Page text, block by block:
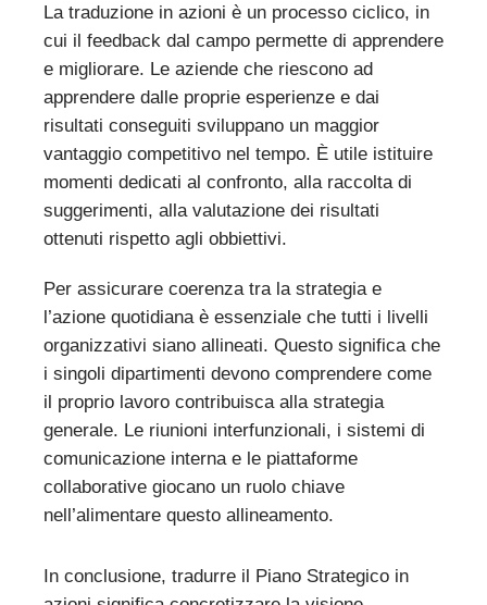
La traduzione in azioni è un processo ciclico, in
cui il feedback dal campo permette di apprendere
e migliorare. Le aziende che riescono ad
apprendere dalle proprie esperienze e dai
risultati conseguiti sviluppano un maggior
vantaggio competitivo nel tempo. È utile istituire
momenti dedicati al confronto, alla raccolta di
suggerimenti, alla valutazione dei risultati
ottenuti rispetto agli obbiettivi.
Per assicurare coerenza tra la strategia e
l’azione quotidiana è essenziale che tutti i livelli
organizzativi siano allineati. Questo significa che
i singoli dipartimenti devono comprendere come
il proprio lavoro contribuisca alla strategia
generale. Le riunioni interfunzionali, i sistemi di
comunicazione interna e le piattaforme
collaborative giocano un ruolo chiave
nell’alimentare questo allineamento.
In conclusione, tradurre il Piano Strategico in